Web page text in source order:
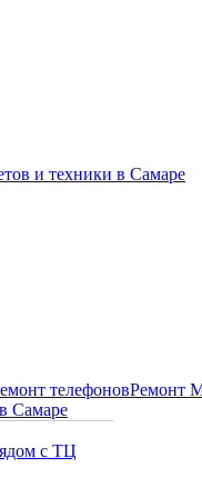
и техники в Самаре
телефоновРемонт
с ТЦ